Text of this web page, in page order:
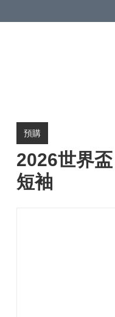
預購
2026世界
短袖